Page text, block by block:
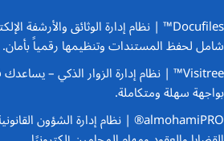
Docufiles™ | نظام إدارة الوثائق والأرشفة الإلكترونية المتكامل
شامل لحفظ المستندات وتنظيمها رقمياً بأمان.
Visitree™ | نظام إدارة الزوار الذكي
– يساعدك
بواجهة سهلة ومتكاملة.
almohamiPRO® | نظام إدارة الشؤون القانونية